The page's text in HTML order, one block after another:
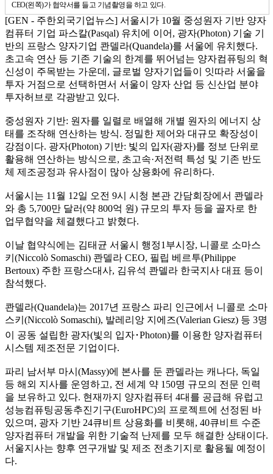
CEO(왼쪽)가 협약서를 들고 기념촬영을 하고 있다.
[GEN - 주한외국기업뉴스] 서울시가 10월 중성원자 기반 양자
컴퓨터 기업 파스칼(Pasqal) 유치에 이어, 광자(Photon) 기술 기
반의 프랑스 양자기업 콴델라(Quandela)를 서울에 유치했다.
초고속 연산 등 기존 기술의 한계를 뛰어넘는 양자컴퓨팅의 혁
신성이 주목받는 가운데, 글로벌 양자기업들이 잇따라 서울을
투자 거점으로 선택하면서 서울이 양자 산업 등 신산업 분야
투자허브로 각광받고 있다.
중성원자 기반: 원자를 일렬로 배열해 개별 원자의 에너지 상
태를 조작해 연산하는 방식. 정밀한 제어와 대규모 확장성이
강점이다. 광자(Photon) 기반: 빛의 입자(광자)를 정보 단위로
활용해 연산하는 방식으로, 초고속·저전력 특성 및 기존 반도
체 제조공정과 유사점이 많아 상용화에 유리하다.
서울시는 11월 12일 오전 9시 시청 본관 간담회장에서 콴델라
와 총 5,700만 달러(약 800억 원) 규모의 투자 등을 골자로 한
업무협약을 체결했다고 밝혔다.
이날 협약식에는 김태균 서울시 행정1부시장, 니콜로 소마스
키(Niccolò Somaschi) 콴델라 CEO, 필립 베르투(Philippe
Bertoux) 주한 프랑스대사, 김유석 콴델라 한국지사 대표 등이
참석했다.
콴델라(Quandela)는 2017년 프랑스 파리 인근에서 니콜로 소마
스키(Niccolò Somaschi), 발레리앙 지에즈(Valerian Giesz) 등 3명
이 공동 설립한 광자(빛의 입자･Photon)를 이용한 양자컴퓨터
시스템 제조전문 기업이다.
파리 남서부 마시(Massy)에 본사를 둔 콴델라는 캐나다, 독일
등 해외 지사를 운영하고, 전 세계 약 150명 규모의 전문 인력
을 보유하고 있다. 현재까지 양자컴퓨터 4대를 공급해 유럽고
성능컴퓨팅공동추진기구(EuroHPC)의 프로젝트에 선정된 바
있으며, 광자 기반 24큐비트 상용화를 비롯해, 40큐비트 수준
양자컴퓨터 개발을 위한 기술적 난제를 모두 해결한 상태이다.
서울지사는 향후 연구개발 및 제조 전초기지로 활용될 예정이
다.